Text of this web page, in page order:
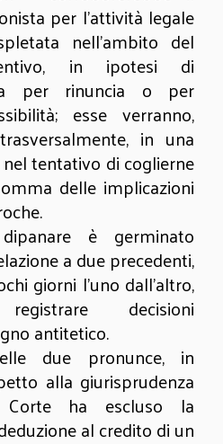
per l’attività legale
nell’ambito del
in ipotesi di
per rinuncia o per
esse verranno,
in una
tentativo di coglierne
delle implicazioni
è germinato
a due precedenti,
giorni l’uno dall’altro,
decisioni
antitetico.
due pronunce, in
alla giurisprudenza
Corte ha escluso la
al credito di un